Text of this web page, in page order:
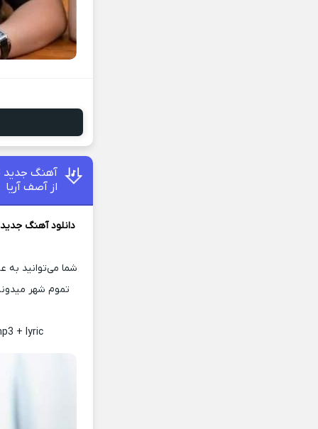
آهنگ جدید
از آصف آریا
دانلود آهنگ جدید
شما می‌توانید به
تموم شهر
+ lyric